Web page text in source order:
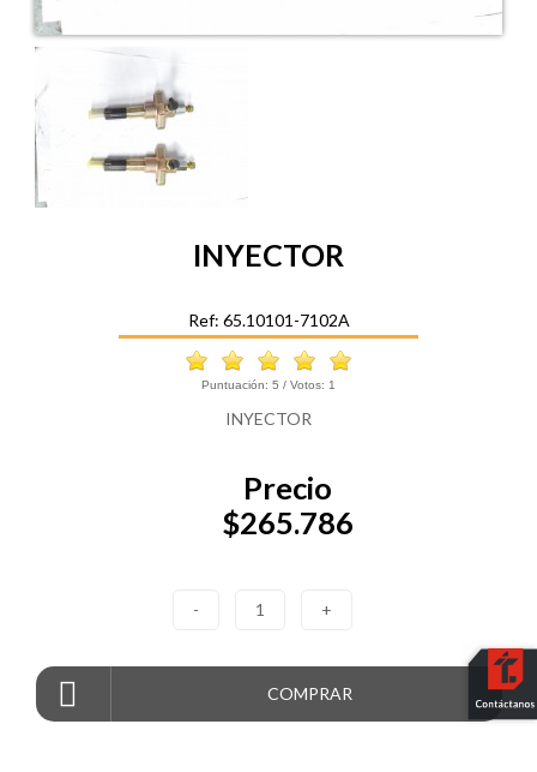
INYECTOR
Ref: 65.10101-7102A
Puntuación: 5 / Votos: 1
INYECTOR
Precio
$265.786
- 1 +
COMPRAR